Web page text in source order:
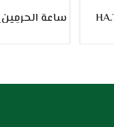
تحديد ساعة